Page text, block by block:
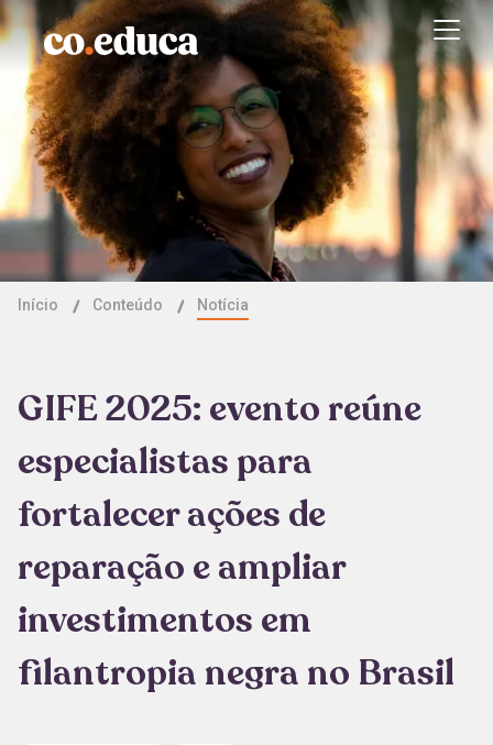
Início Conteúdo Notícia
GIFE 2025: evento reúne
especialistas para
fortalecer ações de
reparação e ampliar
investimentos em
filantropia negra no Brasil